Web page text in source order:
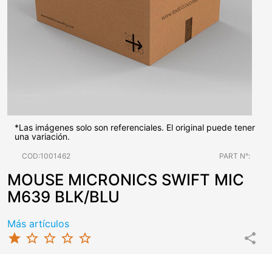
*Las imágenes solo son referenciales. El original puede tener
una variación.
COD:1001462 PART N°:
MOUSE MICRONICS SWIFT MIC
M639 BLK/BLU
Más artículos
star star_border star_border star_border star_border share